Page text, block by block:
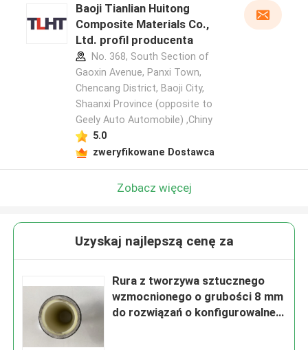
Baoji Tianlian Huitong
Composite Materials Co.,
Ltd. profil producenta
No. 368, South Section of
Gaoxin Avenue, Panxi Town,
Chencang District, Baoji City,
Shaanxi Province (opposite to
Geely Auto Automobile) ,Chiny
5.0
zweryfikowane Dostawca
Zobacz więcej
Uzyskaj najlepszą cenę za
Rura z tworzywa sztucznego
wzmocnionego o grubości 8 mm
do rozwiązań o konfigurowalnej